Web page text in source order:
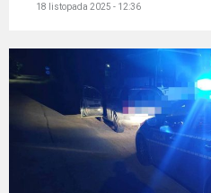
18 listopada 2025 - 12:36